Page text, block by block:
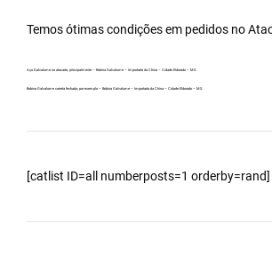
Temos ótimas condições em pedidos no
Aço Galvalume no atacado, principalmente – Bobina Galvalume – Importada da China – Cidade Eldorado – MS.
Bobina Galvalume carreta fechada, por exemplo – Bobina Galvalume – Importada da China – Cidade Eldorado – MS.
[catlist ID=all numberposts=1 orderby=rand]